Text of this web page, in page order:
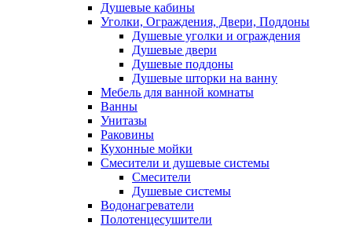
Душевые кабины
Уголки, Ограждения, Двери, Поддоны
Душевые уголки и ограждения
Душевые двери
Душевые поддоны
Душевые шторки на ванну
Мебель для ванной комнаты
Ванны
Унитазы
Раковины
Кухонные мойки
Смесители и душевые системы
Смесители
Душевые системы
Водонагреватели
Полотенцесушители